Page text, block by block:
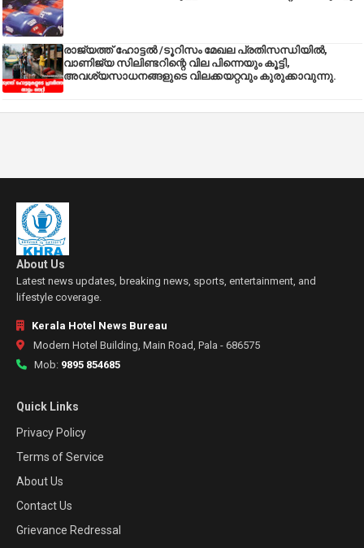
രാജ്യത്ത് ഹോട്ടൽ /ടൂറിസം മേഖല പ്രതിസന്ധിയിൽ,
വാണിജ്യ സിലിണ്ടറിന്റെ വില പിന്നെയും കൂട്ടി,
അവശ്യസാധനങ്ങളുടെ വിലക്കയറ്റവും കുരുക്കാവുന്നു.
About Us
Latest news updates, breaking news, sports, entertainment, and
lifestyle coverage.
Kerala Hotel News Bureau
Modern Hotel Building, Main Road, Pala - 686575
Mob: 9895 854685
Quick Links
Privacy Policy
Terms of Service
About Us
Contact Us
Grievance Redressal